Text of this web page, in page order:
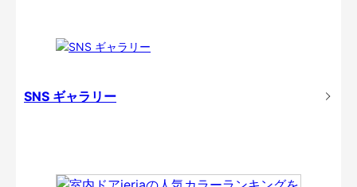
SNS ギャラリー